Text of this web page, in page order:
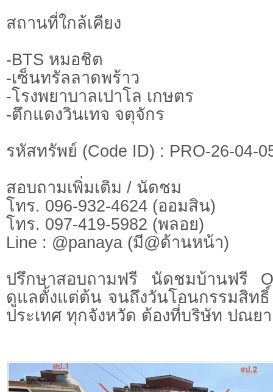
สถานที่ใกล้เคียง
-BTS หมอชิต
-เซ็นทรัลลาดพร้าว
-โรงพยาบาลเปาโล เกษตร
-ตึกแดงวินเทจ จตุจักร
รหัสทรัพย์ (Code ID) : PRO-26-04-
สอบถามเพิ่มเติม / นัดชม
โทร. 096-932-4624 (ออมสิน)
โทร. 097-419-5982 (พลอย)
Line : @panaya (มี@ด้านหน้า)
ปรึกษาสอบถามฟรี นัดชมบ้านฟรี
ดูแลตั้งแต่ต้น จนถึงวันโอนกรรมสิท
ประเทศ ทุกจังหวัด ต้องที่บริษัท ปณย